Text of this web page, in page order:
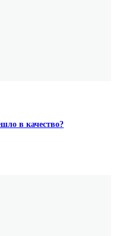
в качество?